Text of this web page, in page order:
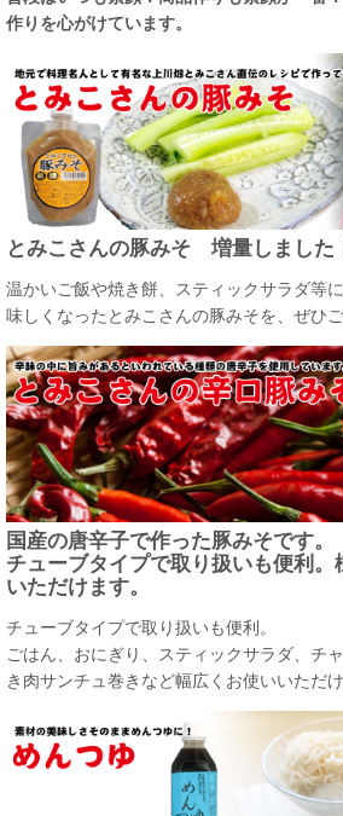
作りを心がけています。
とみこさんの豚みそ 増量しました
温かいご飯や焼き餅、スティックサラダ等
味しくなったとみこさんの豚みそを、ぜひご
国産の唐辛子で作った豚みそです。
チューブタイプで取り扱いも便利
いただけます。
チューブタイプで取り扱いも便利。
ごはん、おにぎり、スティックサラダ、チ
き肉サンチュ巻きなど幅広くお使いいただけ